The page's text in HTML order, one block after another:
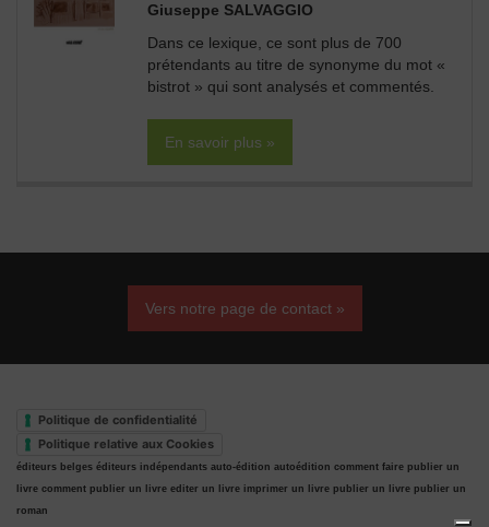
Giuseppe SALVAGGIO
Dans ce lexique, ce sont plus de 700
prétendants au titre de synonyme du mot «
bistrot » qui sont analysés et commentés.
En savoir plus »
Vers notre page de contact »
Politique de confidentialité
Politique relative aux Cookies
éditeurs belges éditeurs indépendants auto-édition autoédition comment faire publier un
livre comment publier un livre editer un livre imprimer un livre publier un livre publier un
roman